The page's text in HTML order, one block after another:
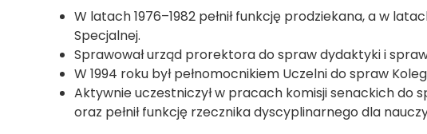
W latach 1976–1982 pełnił funkcję prodziekana, a w
Specjalnej.
Sprawował urząd prorektora do spraw dydaktyki i
W 1994 roku był pełnomocnikiem Uczelni do spraw
Aktywnie uczestniczył w pracach komisji senackich do
oraz pełnił funkcję rzecznika dyscyplinarnego dla